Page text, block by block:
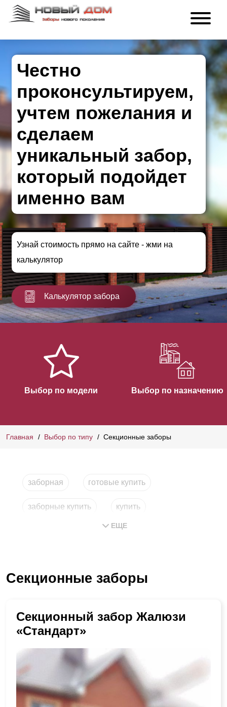
Честно
проконсультируем,
учтем пожелания и
сделаем
уникальный забор,
который подойдет
именно вам
Узнай стоимость прямо на сайте - жми на
калькулятор
Калькулятор забора
Выбор по модели Выбор по назначению
Главная Выбор по типу Секционные заборы
заборная готовые купить
заборные купить купить
сборный забор
ЕЩЕ
Секционные заборы
Секционный забор Жалюзи
«Стандарт»